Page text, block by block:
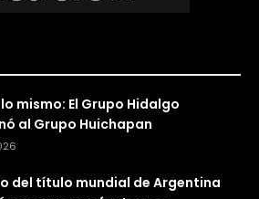
mismo: El Grupo Hidalgo
al Grupo Huichapan
del título mundial de Argentina